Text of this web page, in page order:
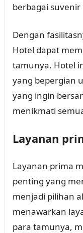
berbagai
Dengan
Hotel dapat
tamunya. Hotel
yang bepergian
yang ingin
menikmati
Layanan
Layanan prima
penting yang
menjadi pilihan
menawarkan
para tamunya,